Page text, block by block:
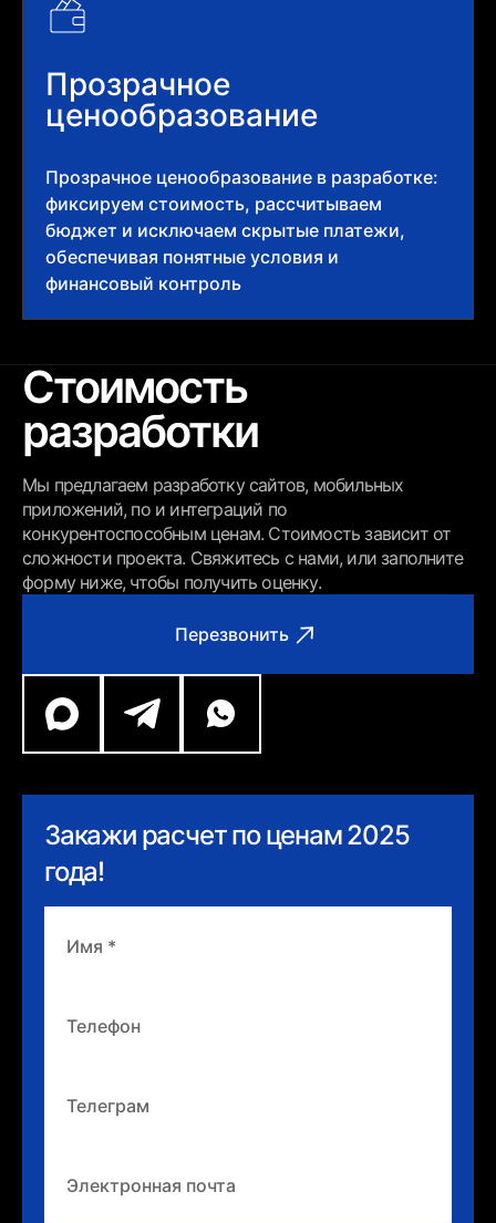
Прозрачное
ценообразование
Прозрачное ценообразование в разработке:
фиксируем стоимость, рассчитываем
бюджет и исключаем скрытые платежи,
обеспечивая понятные условия и
финансовый контроль
Перезвонить
Стоимость
разработки
Мы предлагаем разработку сайтов, мобильных
приложений, по и интеграций по
конкурентоспособным ценам. Стоимость зависит от
сложности проекта. Свяжитесь с нами, или заполните
форму ниже, чтобы получить оценку.
Закажи расчет по ценам 2025
года!